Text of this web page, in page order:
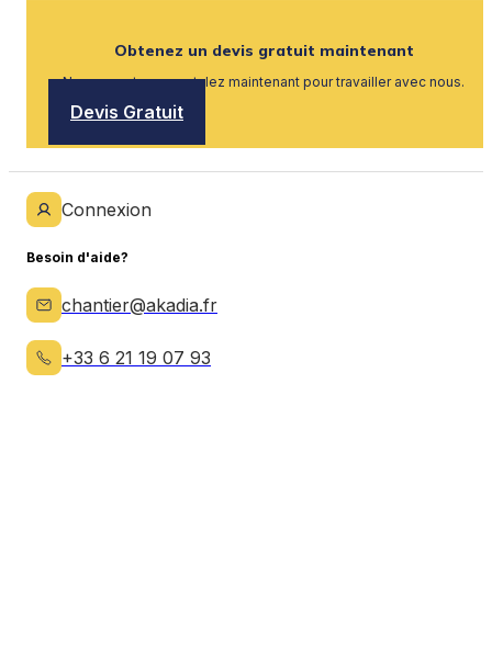
Obtenez un devis gratuit maintenant
Nous recrutons, postulez maintenant pour travailler avec nous.
Devis Gratuit
Connexion
Besoin d'aide?
chantier@akadia.fr
+33 6 21 19 07 93